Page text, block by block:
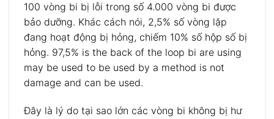
100 vòng bi bị lỗi trong số 4.000 vòng bi được
bảo dưỡng. Khác cách nói, 2,5% số vòng lặp
đang hoạt động bị hỏng, chiếm 10% số hộp số bị
hỏng. 97,5% is the back of the loop bi are using
may be used to be used by a method is not
damage and can be used.
Đây là lý do tại sao lớn các vòng bi không bị hư